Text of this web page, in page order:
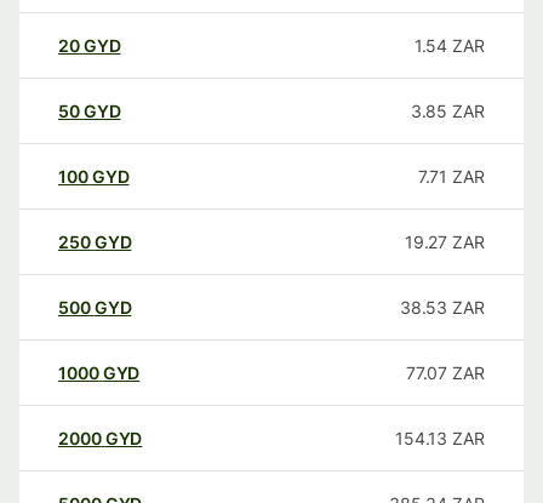
20GYD 1.54 ZAR
50GYD 3.85 ZAR
100GYD 7.71 ZAR
250GYD 19.27 ZAR
500GYD 38.53 ZAR
1000GYD 77.07 ZAR
2000GYD 154.13 ZAR